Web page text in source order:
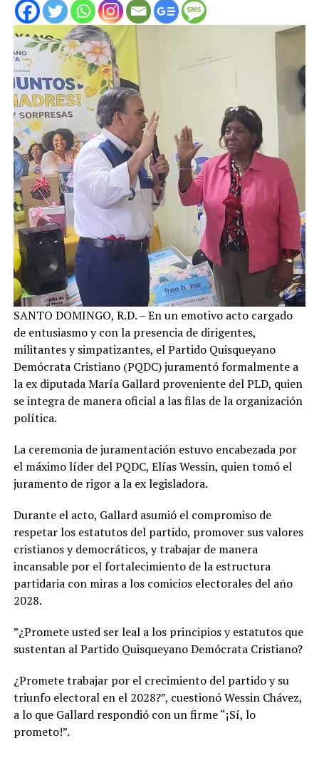
​SANTO DOMINGO, R.D. – En un emotivo acto cargado
de entusiasmo y con la presencia de dirigentes,
militantes y simpatizantes, el Partido Quisqueyano
Demócrata Cristiano (PQDC) juramentó formalmente a
la ex diputada María Gallard proveniente del PLD, quien
se integra de manera oficial a las filas de la organización
política.
​La ceremonia de juramentación estuvo encabezada por
el máximo líder del PQDC, Elías Wessin, quien tomó el
juramento de rigor a la ex legisladora.
Durante el acto, Gallard asumió el compromiso de
respetar los estatutos del partido, promover sus valores
cristianos y democráticos, y trabajar de manera
incansable por el fortalecimiento de la estructura
partidaria con miras a los comicios electorales del año
2028.
​”¿Promete usted ser leal a los principios y estatutos que
sustentan al Partido Quisqueyano Demócrata Cristiano?
¿Promete trabajar por el crecimiento del partido y su
triunfo electoral en el 2028?”, cuestionó Wessin Chávez,
a lo que Gallard respondió con un firme “¡Sí, lo
prometo!”.